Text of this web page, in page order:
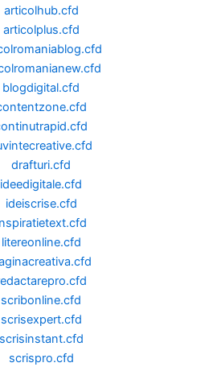
articolhub.cfd
articolplus.cfd
blogdigital.cfd
drafturi.cfd
ideedigitale.cfd
ideiscrise.cfd
litereonline.cfd
scribonline.cfd
scrisexpert.cfd
scrisinstant.cfd
scrispro.cfd